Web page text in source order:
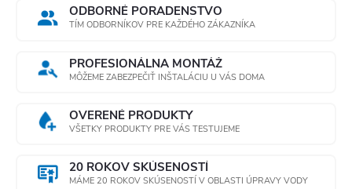
ODBORNÉ PORADENSTVO
TÍM ODBORNÍKOV PRE KAŽDÉHO ZÁKAZNÍKA
PROFESIONÁLNA MONTÁŽ
MÔŽEME ZABEZPEČIŤ INŠTALÁCIU U VÁS DOMA
OVERENÉ PRODUKTY
VŠETKY PRODUKTY PRE VÁS TESTUJEME
20 ROKOV SKÚSENOSTÍ
MÁME 20 ROKOV SKÚSENOSTÍ V OBLASTI ÚPRAVY VODY